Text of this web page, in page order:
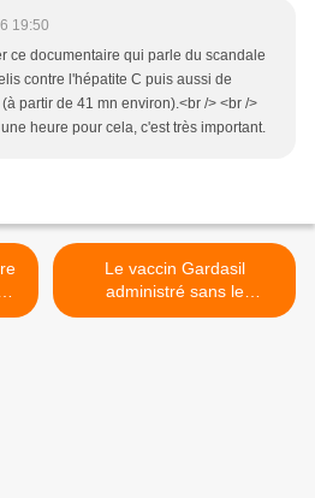
19:50
ce documentaire qui parle du scandale
contre l'hépatite C puis aussi de
partir de 41 mn environ).<br /> <br />
heure pour cela, c'est très important.
Le vaccin Gardasil
administré sans le
consentement des parents